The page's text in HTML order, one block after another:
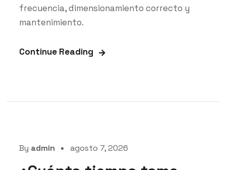
frecuencia, dimensionamiento correcto y
mantenimiento.
Continue Reading
By admin agosto 7, 2026